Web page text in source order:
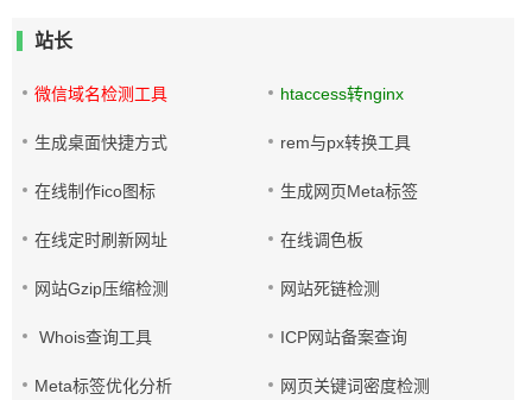
站长
微信域名检测工具 htaccess转nginx
生成桌面快捷方式 rem与px转换工具
在线制作ico图标 生成网页Meta标签
在线定时刷新网址 在线调色板
网站Gzip压缩检测 网站死链检测
Whois查询工具 ICP网站备案查询
Meta标签优化分析 网页关键词密度检测